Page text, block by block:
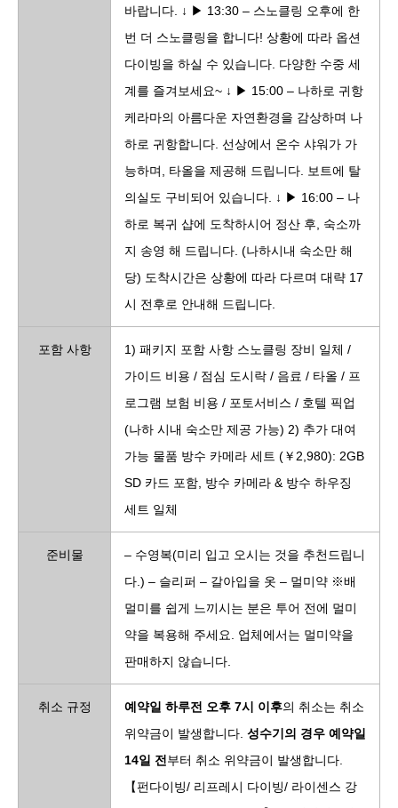
바랍니다. ↓ ▶ 13:30 – 스노클링 오후에 한
번 더 스노클링을 합니다! 상황에 따라 옵션
다이빙을 하실 수 있습니다. 다양한 수중 세
계를 즐겨보세요~ ↓ ▶ 15:00 – 나하로 귀항
케라마의 아름다운 자연환경을 감상하며 나
하로 귀항합니다. 선상에서 온수 샤워가 가
능하며, 타올을 제공해 드립니다. 보트에 탈
의실도 구비되어 있습니다. ↓ ▶ 16:00 – 나
하로 복귀 샵에 도착하시어 정산 후, 숙소까
지 송영 해 드립니다. (나하시내 숙소만 해
당) 도착시간은 상황에 따라 다르며 대략 17
시 전후로 안내해 드립니다.
포함 사항
1) 패키지 포함 사항 스노클링 장비 일체 /
가이드 비용 / 점심 도시락 / 음료 / 타올 / 프
로그램 보험 비용 / 포토서비스 / 호텔 픽업
(나하 시내 숙소만 제공 가능) 2) 추가 대여
가능 물품 방수 카메라 세트 (￥2,980): 2GB
SD 카드 포함, 방수 카메라 & 방수 하우징
세트 일체
준비물
– 수영복(미리 입고 오시는 것을 추천드립니
다.) – 슬리퍼 – 갈아입을 옷 – 멀미약 ※배
멀미를 쉽게 느끼시는 분은 투어 전에 멀미
약을 복용해 주세요. 업체에서는 멀미약을
판매하지 않습니다.
취소 규정 예약일 하루전 오후 7시 이후의 취소는 취소
위약금이 발생합니다. 성수기의 경우 예약일
14일 전 부터 취소 위약금이 발생합니다.
【펀다이빙/ 리프레시 다이빙/ 라이센스 강